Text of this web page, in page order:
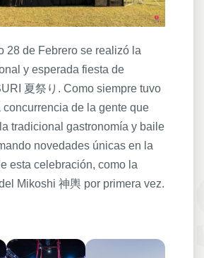
28 de Febrero se realizó la
y esperada fiesta de
夏祭り. Como siempre tuvo
concurrencia de la gente que
tradicional gastronomía y baile
novedades únicas en la
esta celebración, como la
Mikoshi 神輿 por primera vez.